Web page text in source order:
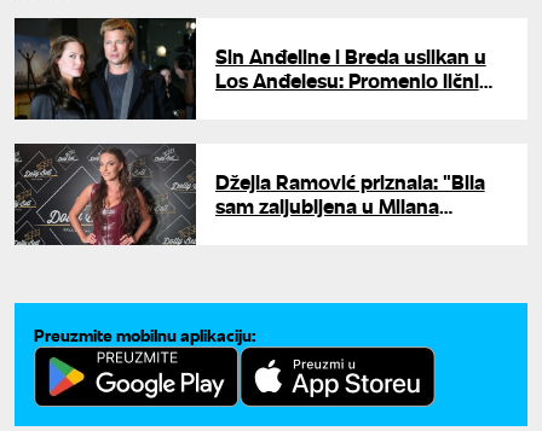
Sin Anđeline i Breda uslikan u
Los Anđelesu: Promenio lični
Džejla Ramović priznala: "Bila
sam zaljubljena u Milana
Preuzmite mobilnu aplikaciju: